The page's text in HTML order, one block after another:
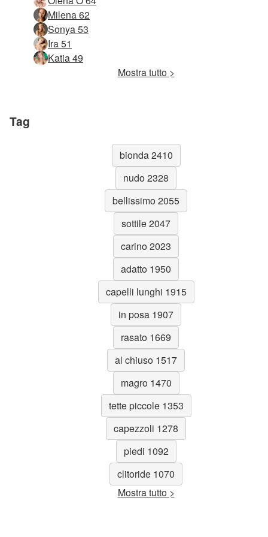
Milena 62
Sonya 53
Ira 51
Katia 49
Mostra tutto >
Tag
bionda 2410
nudo 2328
bellissimo 2055
sottile 2047
carino 2023
adatto 1950
capelli lunghi 1915
in posa 1907
rasato 1669
al chiuso 1517
magro 1470
tette piccole 1353
capezzoli 1278
piedi 1092
clitoride 1070
Mostra tutto >